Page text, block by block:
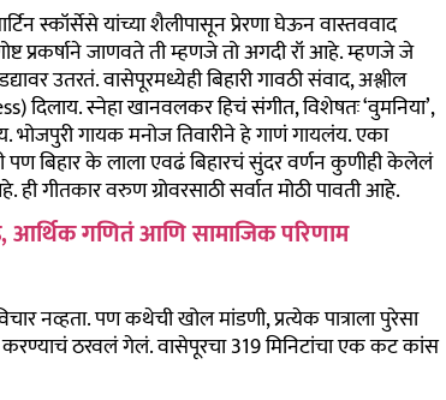
स्कॉर्सेसे यांच्या शैलीपासून प्रेरणा घेऊन वास्तववाद
प्रकर्षाने जाणवते ती म्हणजे तो अगदी रॉ आहे. म्हणजे जे
उतरतं. वासेपूरमध्येही बिहारी गावठी संवाद, अश्लील
दिलाय. स्नेहा खानवलकर हिचं संगीत, विशेषतः ‘वुमनिया’,
भोजपुरी गायक मनोज तिवारीने हे गाणं गायलंय. एका
पण बिहार के लाला एवढं बिहारचं सुंदर वर्णन कुणीही केलेलं
गीतकार वरुण ग्रोवरसाठी सर्वात मोठी पावती आहे.
आर्थिक गणितं आणि सामाजिक परिणाम
नव्हता. पण कथेची खोल मांडणी, प्रत्येक पात्राला पुरेसा
करण्याचं ठरवलं गेलं. वासेपूरचा 319 मिनिटांचा एक कट कांस